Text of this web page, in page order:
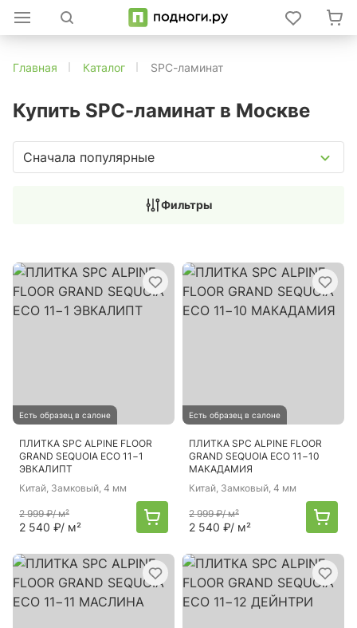
Главная Каталог SPC-ламинат
Купить SPC-ламинат в Москве
Сначала популярные
Фильтры
Есть образец в салоне
ПЛИТКА SPC ALPINE FLOOR
GRAND SEQUOIA ECO 11−1
ЭВКАЛИПТ
Китай, Замковый, 4 мм
2 999 ₽/ м²
2 540 ₽/ м²
Есть образец в салоне
ПЛИТКА SPC ALPINE FLOOR
GRAND SEQUOIA ECO 11−10
МАКАДАМИЯ
Китай, Замковый, 4 мм
2 999 ₽/ м²
2 540 ₽/ м²